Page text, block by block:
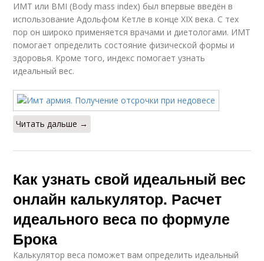
ИМТ или BMI (Body mass index) был впервые введён в
использование Адольфом Кетле в конце XIX века. С тех
пор он широко применяется врачами и диетологами. ИМТ
помогает определить состояние физической формы и
здоровья. Кроме того, индекс помогает узнать
идеальный вес.
Читать дальше →
Как узнать свой идеальный вес
онлайн калькулятор. Расчет
идеального веса по формуле
Брока
Калькулятор веса поможет вам определить идеальный